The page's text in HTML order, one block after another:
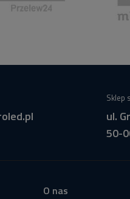
Sklep
ul.
50-
O nas